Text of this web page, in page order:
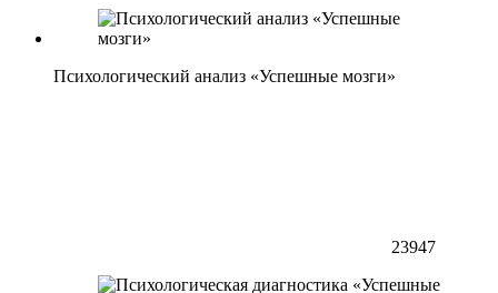
Психологический анализ «Успешные мозги»
23947